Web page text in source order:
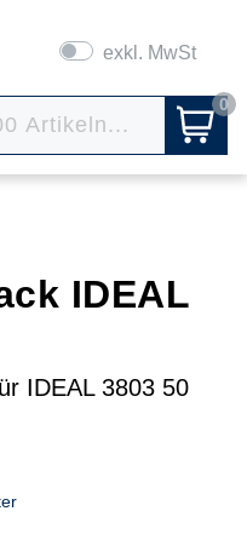
exkl. MwSt
0
IDEAL
IDEAL 3803 50